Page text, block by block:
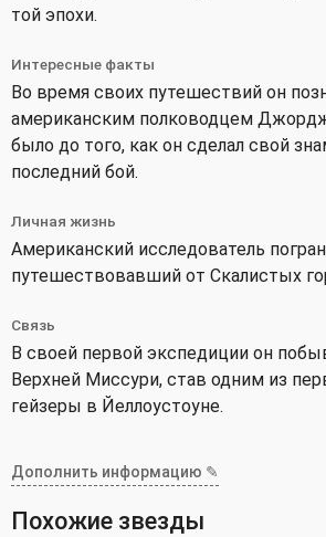
той эпохи.
Интересные факты
Во время своих путешествий он
американским полководцем
было до того, как он сделал свой
последний бой.
Личная жизнь
Американский исследователь
путешествовавший от Скалистых
Связь
В своей первой экспедиции он
Верхней Миссури, став одним из
гейзеры в Йеллоустоуне.
Дополнить информацию ✎
Похожие звезды